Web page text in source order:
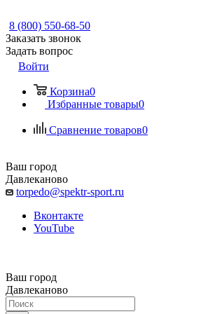
8 (800) 550-68-50
Заказать звонок
Задать вопрос
Войти
Корзина0
Избранные товары0
Сравнение товаров0
Ваш город
Давлеканово
torpedo@spektr-sport.ru
Вконтакте
YouTube
Ваш город
Давлеканово